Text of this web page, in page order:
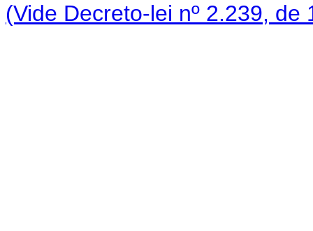
(Vide Decreto-lei nº 2.239, de